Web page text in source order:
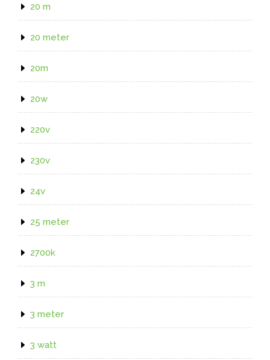
20 m
20 meter
20m
20w
220v
230v
24v
25 meter
2700k
3 m
3 meter
3 watt